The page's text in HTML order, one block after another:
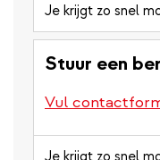
Je krijgt zo snel
Stuur een
Vul